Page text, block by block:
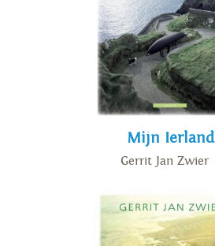
(2005) en 'Mijn Ierland' (2007) is
de manier waarop deze
gebieden in het verleden
geromantiseerd zijn. 'Naar de
rand van de kaart' (2008)
beschrijft een enerverende reis
door Patagonië en langs een
Antarctische en Zuid-
Atlantische wateren; hierin
Mijn Ierland
Gerrit Jan Zwier